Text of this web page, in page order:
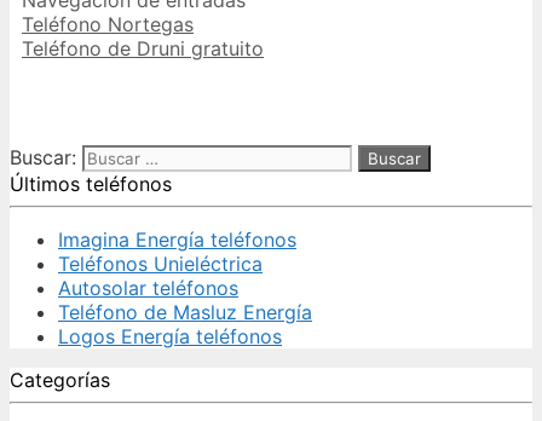
Teléfono Nortegas
Teléfono de Druni gratuito
Buscar:
Últimos teléfonos
Imagina Energía teléfonos
Teléfonos Unieléctrica
Autosolar teléfonos
Teléfono de Masluz Energía
Logos Energía teléfonos
Categorías